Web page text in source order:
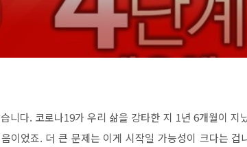
니다. 코로나19가 우리 삶을 강타한 지 1년 6개월이 지
이었죠. 더 큰 문제는 이게 시작일 가능성이 크다는 겁